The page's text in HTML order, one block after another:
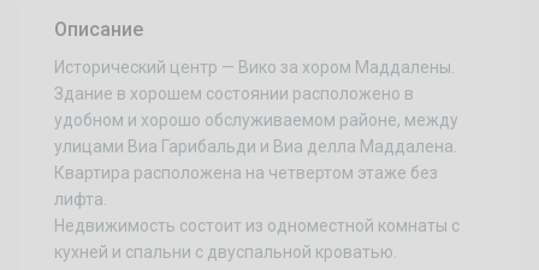
Описание
Исторический центр — Вико за хором Маддалены.
Здание в хорошем состоянии расположено в
удобном и хорошо обслуживаемом районе, между
улицами Виа Гарибальди и Виа делла Маддалена.
Квартира расположена на четвертом этаже без
лифта.
Недвижимость состоит из одноместной комнаты с
кухней и спальни с двуспальной кроватью.